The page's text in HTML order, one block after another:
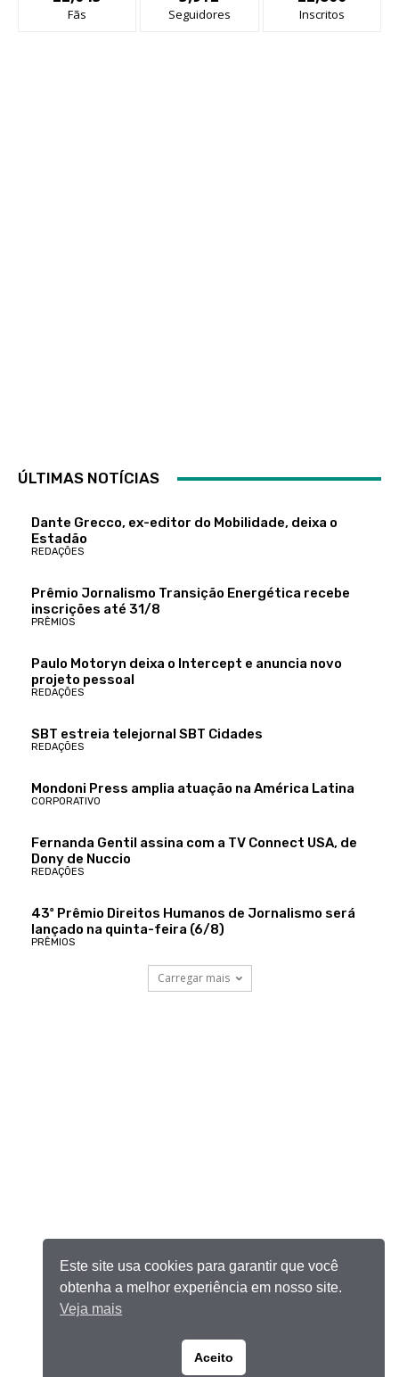
Fãs Seguidores Inscritos
ÚLTIMAS NOTÍCIAS
Dante Grecco, ex-editor do Mobilidade, deixa o
Estadão
REDAÇÕES
Prêmio Jornalismo Transição Energética recebe
inscrições até 31/8
PRÊMIOS
Paulo Motoryn deixa o Intercept e anuncia novo
projeto pessoal
REDAÇÕES
SBT estreia telejornal SBT Cidades
REDAÇÕES
Mondoni Press amplia atuação na América Latina
CORPORATIVO
Fernanda Gentil assina com a TV Connect USA, de
Dony de Nuccio
REDAÇÕES
43º Prêmio Direitos Humanos de Jornalismo será
lançado na quinta-feira (6/8)
PRÊMIOS
Carregar mais
Este site usa cookies para garantir que você
obtenha a melhor experiência em nosso site.
Veja mais
Aceito